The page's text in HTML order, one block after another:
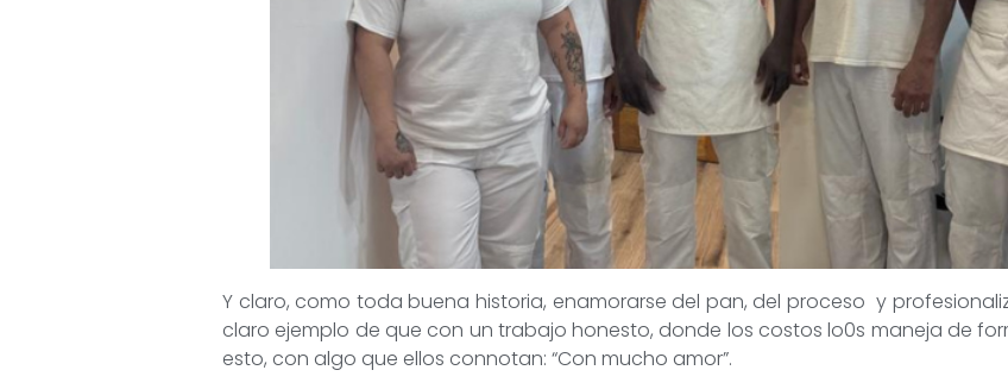
Y claro, como toda buena historia, enamorarse del pan, del proceso y
claro ejemplo de que con un trabajo honesto, donde los costos lo0s maneja de
esto, con algo que ellos connotan: “Con mucho amor”.